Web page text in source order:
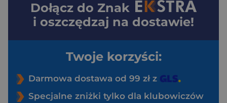
Dołącz do Znak
i oszczędzaj na dostawie!
Twoje korzyści:
Darmowa dostawa od 99 zł z
Specjalne zniżki tylko dla klubowiczów